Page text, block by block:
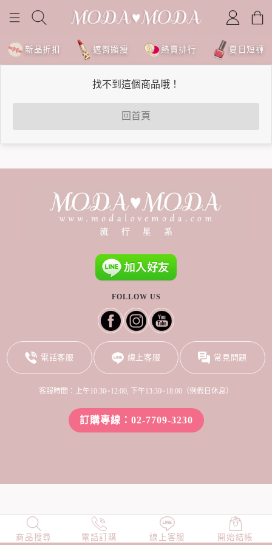
新品折扣 遮臀顯瘦 熱賣排行 夏日短褲
找不到這個商品哦！
回首頁
商品搜尋 電話訂購 線上客服 開始結帳
NEW 店長精選 TOP100 小編穿搭
FOLLOW US
電話客服 線上客服 常見問題
客服時間：上午10:30~12:00, 下午13:30~18:00（例假日休息）
訂購專線：02-7709-3230